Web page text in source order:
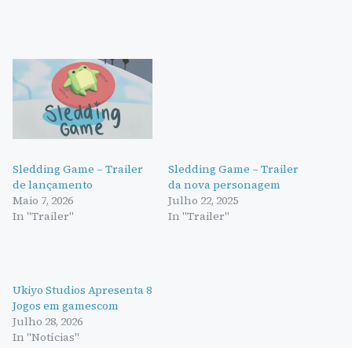
Sledding Game – Trailer
de lançamento
Maio 7, 2026
In "Trailer"
Sledding Game – Trailer
da nova personagem
Julho 22, 2025
In "Trailer"
Ukiyo Studios Apresenta 8
Jogos em gamescom
Julho 28, 2026
In "Notícias"